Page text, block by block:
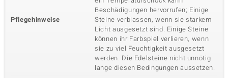
Pflegehinweise
Beschädigungen hervorrufen; Einige
Steine verblassen, wenn sie starkem
Licht ausgesetzt sind. Einige Steine
können ihr Farbspiel verlieren, wenn
sie zu viel Feuchtigkeit ausgesetzt
werden. Die Edelsteine nicht unnötig
lange diesen Bedingungen aussetzen.